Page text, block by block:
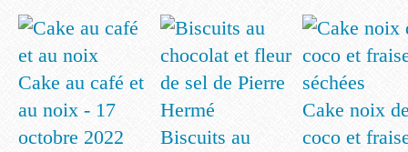
Cake au café et
au noix - 17
octobre 2022
Biscuits au
Cake noix
coco et